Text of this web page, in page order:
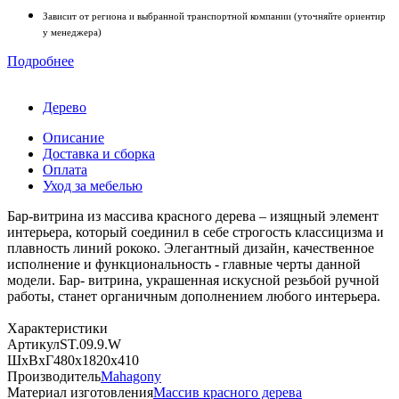
Зависит от региона и выбранной транспортной компании (уточняйте ориентир
у менеджера)
Подробнее
Дерево
Описание
Доставка и сборка
Оплата
Уход за мебелью
Бар-витрина из массива красного дерева – изящный элемент
интерьера, который соединил в себе строгость классицизма и
плавность линий рококо. Элегантный дизайн, качественное
исполнение и функциональность - главные черты данной
модели. Бар- витрина, украшенная искусной резьбой ручной
работы, станет органичным дополнением любого интерьера.
Характеристики
АртикулST.09.9.W
ШхВхГ480х1820х410
ПроизводительMahagony
Материал изготовленияМассив красного дерева